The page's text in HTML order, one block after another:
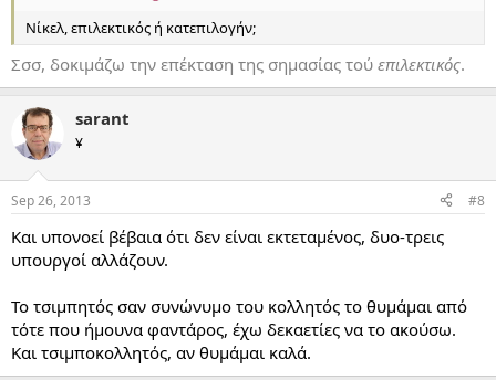
Νίκελ, επιλεκτικός ή κατεπιλογήν;
Σσσ, δοκιμάζω την επέκταση της σημασίας τού επιλεκτικός.
sarant
¥
Sep 26, 2013 #8
Και υπονοεί βέβαια ότι δεν είναι εκτεταμένος, δυο-τρεις
υπουργοί αλλάζουν.
Το τσιμπητός σαν συνώνυμο του κολλητός το θυμάμαι από
τότε που ήμουνα φαντάρος, έχω δεκαετίες να το ακούσω.
Και τσιμποκολλητός, αν θυμάμαι καλά.